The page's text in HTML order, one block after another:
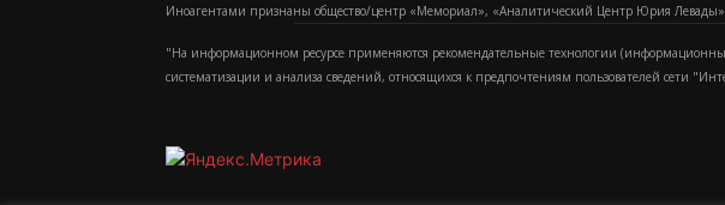
Иноагентами признаны общество/центр «Мемориал», «Аналитический Центр Юрия
"На информационном ресурсе применяются рекомендательные технологии
систематизации и анализа сведений, относящихся к предпочтениям пользователей сети